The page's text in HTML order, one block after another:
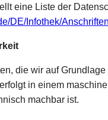
eine Liste der
DE/Infothek/
die wir auf
in einem
machbar ist.